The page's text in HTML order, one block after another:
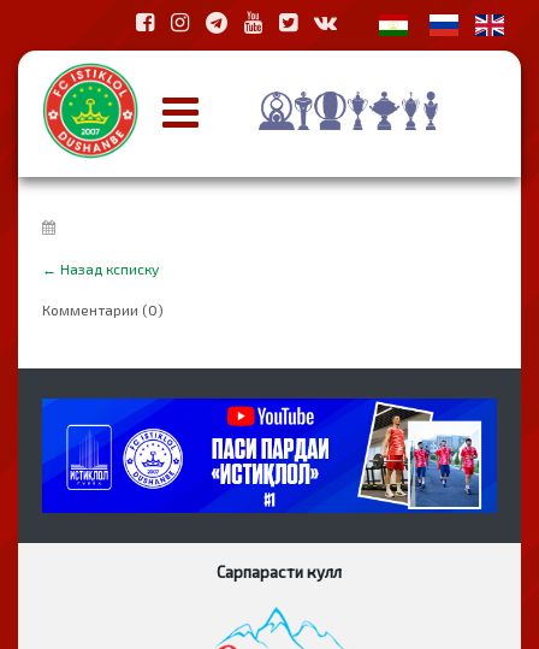
← Назад ксписку
Комментарии (0)
Сарпарасти кулл